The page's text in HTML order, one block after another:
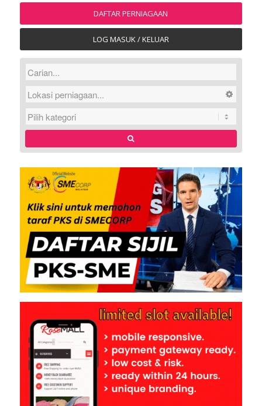
DAFTAR PERNIAGAAN
LOG MASUK / KELUAR